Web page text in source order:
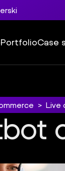
PortfolioCase
> Live
Live